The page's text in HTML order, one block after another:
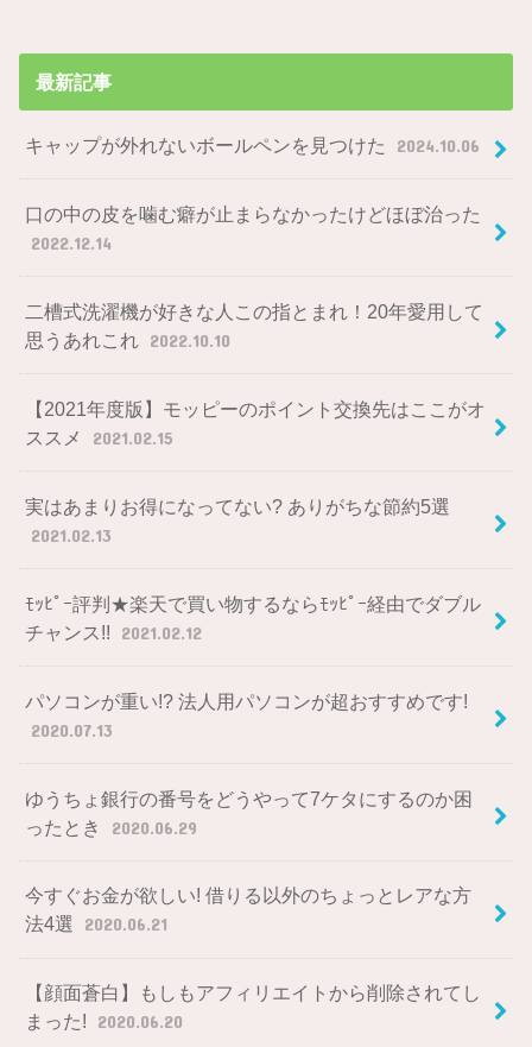
最新記事
キャップが外れないボールペンを見つけた 2024.10.06
口の中の皮を噛む癖が止まらなかったけどほぼ治った
2022.12.14
二槽式洗濯機が好きな人この指とまれ！20年愛用して
思うあれこれ 2022.10.10
【2021年度版】モッピーのポイント交換先はここがオ
ススメ
2021.02.15
実はあまりお得になってない? ありがちな節約5選
2021.02.13
ﾓｯﾋﾟｰ評判★楽天で買い物するならﾓｯﾋﾟｰ経由でダブル
チャンス!!
2021.02.12
パソコンが重い!? 法人用パソコンが超おすすめです!
2020.07.13
ゆうちょ銀行の番号をどうやって7ケタにするのか困
ったとき
2020.06.29
今すぐお金が欲しい! 借りる以外のちょっとレアな方
法4選
2020.06.21
【顔面蒼白】もしもアフィリエイトから削除されてし
まった!
2020.06.20